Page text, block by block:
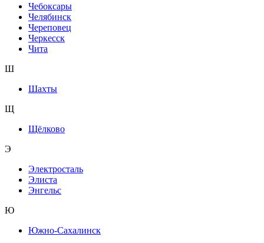
Чебоксары
Челябинск
Череповец
Черкесск
Чита
Ш
Шахты
Щ
Щёлково
Э
Электросталь
Элиста
Энгельс
Ю
Южно-Сахалинск